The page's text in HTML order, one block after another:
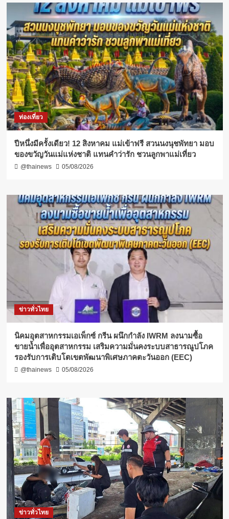
ท่องเที่ยว
ปีหนึ่งมีครั้งเดียว! 12 สิงหาคม แม่เข้าฟรี สวนนงนุชพัทยา มอบ
ของขวัญวันแม่แห่งชาติ แทนคำว่ารัก ชวนลูกพาแม่เที่ยว
@thainews 05/08/2026
ข่าวทั่วไทย
​นิคมอุตสาหกรรมเอเพ็กซ์ กรีน ผนึกกำลัง IWRM ลงนามซื้อ
ขายน้ำเพื่ออุตสาหกรรม เสริมความมั่นคงระบบสาธารณูปโภค
รองรับการเติบโตเขตพัฒนาพิเศษภาคตะวันออก (EEC)
@thainews 05/08/2026
ข่าวทั่วไทย